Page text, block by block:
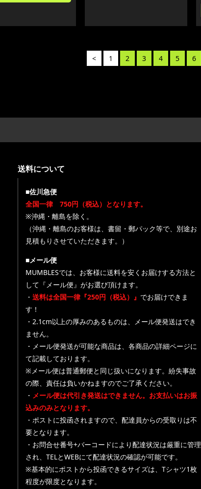
< 1 2 3 4 5 6
送料について
■佐川急便
全国一律 750円（税込）となります。
※沖縄・離島を除く。
（沖縄・離島のお客様は、書留・郵パック等で、別途お
見積もりさせていただきます。）
■メール便
MUMBLESでは、お客様に送料を安くお届けする方法と
して『メール便』がお選び頂けます。
・ 送料は全国一律『250円（税込）』 でお届けできま
す！
・2.1cm以上の厚みのあるものは、メール便発送はでき
ません。
・メール便発送が可能な商品は、各商品の詳細ページに
て記載しております。
※メール便は普通郵便と同じ扱いになります。紛失事故
の際、責任は負いかねますのでご了承ください。
・ メール便は代引き発送はできません。お支払いはお振
込みのみとなります。
・ポストに投函されますので、配達員からの受取りは不
要となります。
・お問合せ番号+バーコードにより配達状況は厳重に管理
され、TELとWEBにて配達状況の確認が可能です。
※基本的にポストから投函できるサイズは、Tシャツ1枚
程度が限度となります。